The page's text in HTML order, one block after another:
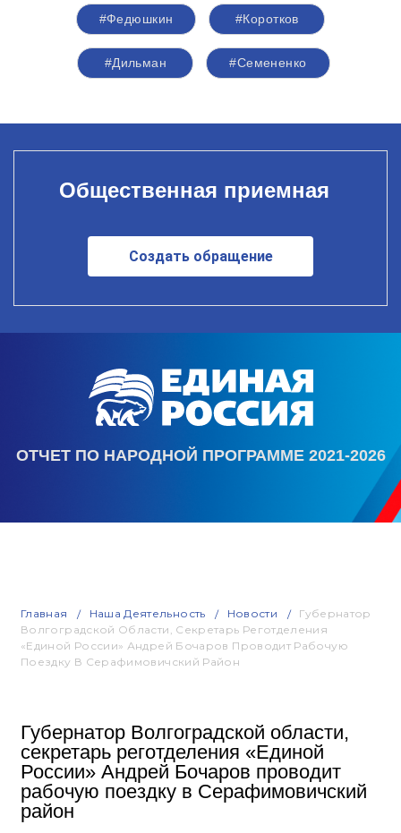
#Федюшкин #Коротков
#Дильман #Семененко
Общественная приемная
Создать обращение
ОТЧЕТ ПО НАРОДНОЙ ПРОГРАММЕ 2021-2026
Главная Наша Деятельность Новости
Губернатор
Волгоградской Области, Секретарь Реготделения
«Единой России» Андрей Бочаров Проводит Рабочую
Поездку В Серафимовичский Район
Губернатор Волгоградской области,
секретарь реготделения «Единой
России» Андрей Бочаров проводит
рабочую поездку в Серафимовичский
район